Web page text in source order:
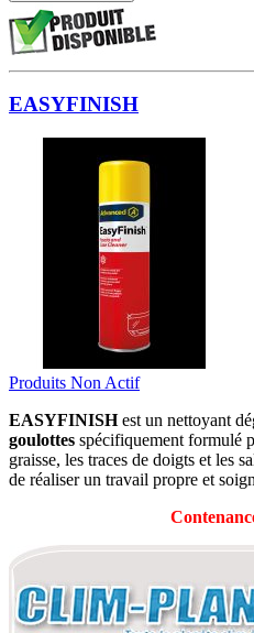
EASYFINISH
Produits Non Actif
EASYFINISHest un nettoyant
goulottes spécifiquement formulé
graisse, les traces de doigts et les
de réaliser un travail propre et